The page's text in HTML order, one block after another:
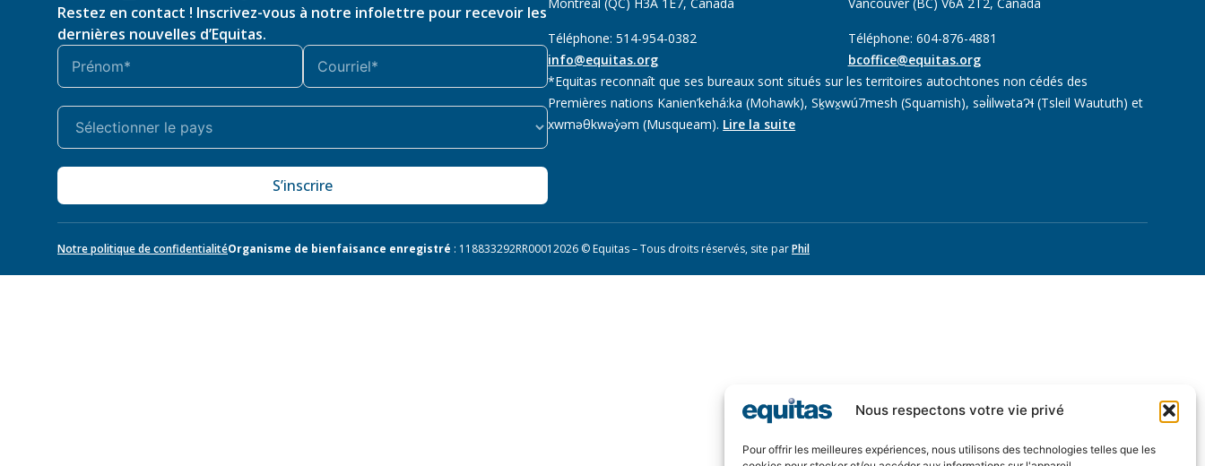
Nous respectons votre vie privé
Pour offrir les meilleures expériences, nous utilisons des technologies telles que les
Restez en contact ! Inscrivez-vous à notre infolettre pour recevoir les
dernières nouvelles d’Equitas.
S’inscrire
Montréal (QC) H3A 1E7, Canada
Téléphone: 514-954-0382
info@equitas.org
Vancouver (BC) V6A 2T2, Canada
Téléphone: 604-876-4881
bcoffice@equitas.org
*Equitas reconnaît que ses bureaux sont situés sur les territoires autochtones non cédés des
Premières nations Kanien’kehá:ka (Mohawk), Sḵwx̱wú7mesh (Squamish), səl̓ilwətaɁɬ (Tsleil Waututh) et
xwməθkwəy̓əm (Musqueam). Lire la suite
Notre politique de confidentialitéOrganisme de bienfaisance enregistré : 118833292RR00012026 © Equitas – Tous droits réservés, site parPhil